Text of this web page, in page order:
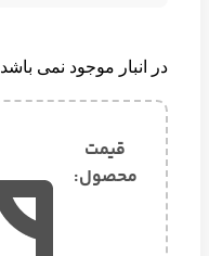
در انبار موجود نمی باشد
قیمت
محصول:​